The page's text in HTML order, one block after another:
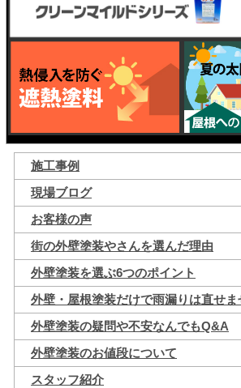
施工事例
現場ブログ
お客様の声
街の外壁塗装やさんを選んだ理由
外壁塗装を選ぶ6つのポイント
外壁・屋根塗装だけで雨漏りは直せま
外壁塗装の疑問や不安なんでもQ&A
外壁塗装のお値段について
スタッフ紹介